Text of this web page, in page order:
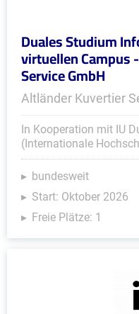
Duales Studium
virtuellen Campus
Service GmbH
Altländer Kuvertier
In Kooperation mit IU
(Internationale
bundesweit
Start: Oktober 2026
Freie Plätze: 1